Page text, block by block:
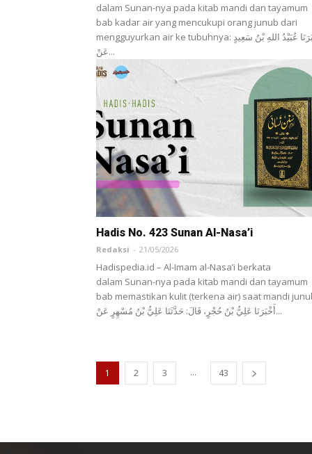
dalam Sunan-nya pada kitab mandi dan tayamum
bab kadar air yang mencukupi orang junub dari
mengguyurkan air ke tubuhnya: أَخْبَرَنَا ‌عُبَيْدُ اللهِ بْنُ سَعِيدٍ
عَنْ...
Hadis No. 423 Sunan Al-Nasa’i
Redaksi - 21/05/2026
Hadispedia.id – Al-Imam al-Nasa’i berkata
dalam Sunan-nya pada kitab mandi dan tayamum
bab memastikan kulit (terkena air) saat mandi
أَخْبَرَنَا ‌عَلِيُّ بْنُ حُجْرٍ، قَالَ: حَدَّثَنَا ‌عَلِيُّ بْنُ مُسْهِرٍ عَنْ...
1 2 3 ... 43